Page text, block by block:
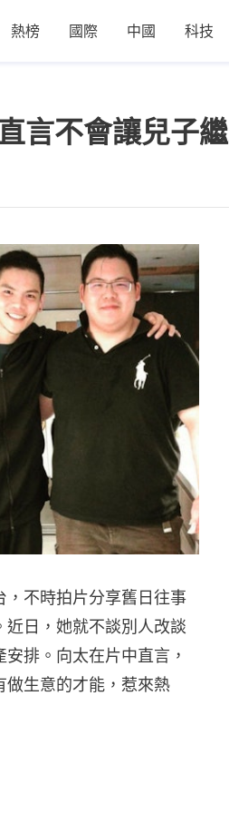
熱榜 國際 中國 科技
不會讓兒子
，不時拍片分享舊日往事
日，她就不談別人改談
排。向太在片中直言，
做生意的才能，惹來熱